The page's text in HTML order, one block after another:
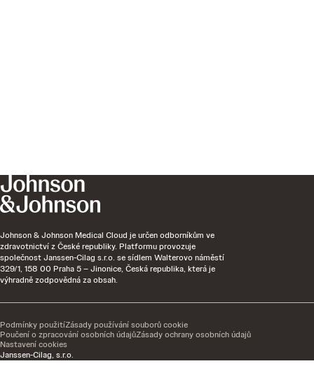
Johnson & Johnson Medical Cloud je určen odborníkům ve
zdravotnictví z České republiky. Platformu provozuje
společnost Janssen-Cilag s.r.o. se sídlem Walterovo náměstí
329/1, 158 00 Praha 5 – Jinonice, Česká republika, která je
výhradně zodpovědná za obsah.
Janssen-Cilag, s.r.o.
Podmínky použitíZásady používání souborů cookie
Poučení o zpracování osobních údajůZásady ochrany osobních údajů
Nastavení cookies